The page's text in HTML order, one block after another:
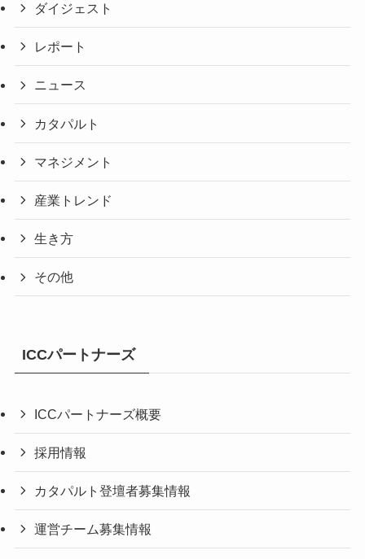
ダイジェスト
レポート
ニュース
カタパルト
マネジメント
産業トレンド
生き方
その他
ICCパートナーズ
ICCパートナーズ概要
採用情報
カタパルト登壇者募集情報
運営チーム募集情報